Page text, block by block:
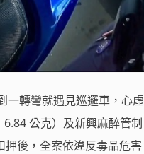
一轉彎就遇見巡邏車，心虛
公克）及新興麻醉管制
後，全案依違反毒品危害